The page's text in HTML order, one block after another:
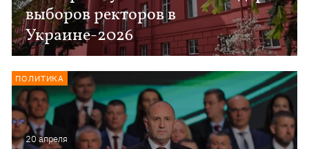
выборов ректоров в
Украине-2026
20 апреля
ПОЛИТИКА